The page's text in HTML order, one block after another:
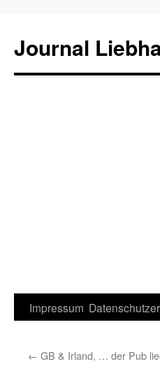
Journal
Zum
springen
Impressum
← GB & Irland, … der Pub